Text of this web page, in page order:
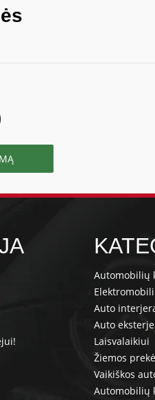
Automobilių
Auto
Auto
Laisvalaikiui
Žiemos
Vaikiškos
Automobilių